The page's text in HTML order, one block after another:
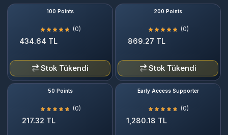
100 Points
(0)
434.64 TL
Stok Tükendi
200 Points
(0)
869.27 TL
Stok Tükendi
50 Points
(0)
217.32 TL
Early Access Supporter
(0)
1,280.18 TL